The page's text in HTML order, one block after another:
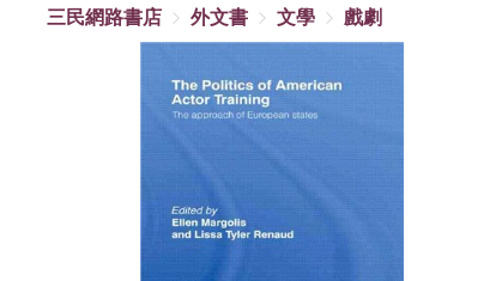
三民網路書店
外文書 文學 戲劇